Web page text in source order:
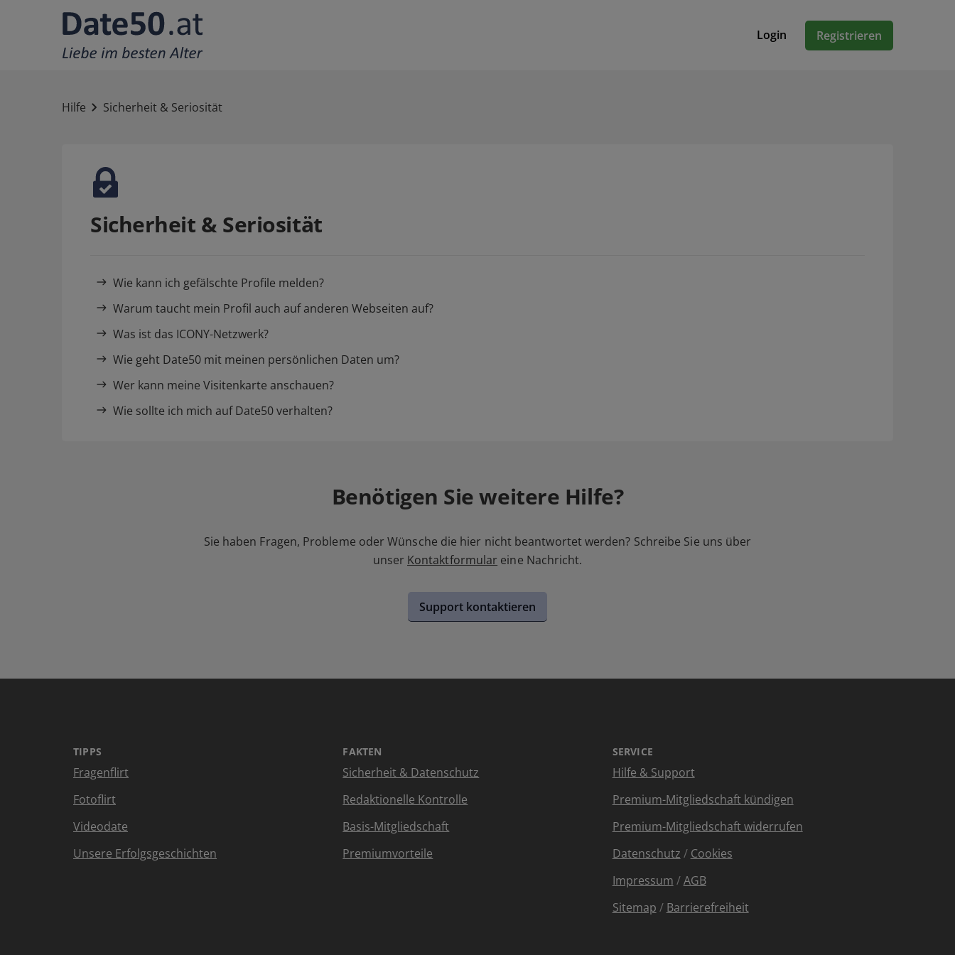
Login Registrieren
Hilfe Sicherheit & Seriosität
Sicherheit & Seriosität
Wie kann ich gefälschte Profile melden?
Warum taucht mein Profil auch auf anderen Webseiten auf?
Was ist das ICONY-Netzwerk?
Wie geht Date50 mit meinen persönlichen Daten um?
Wer kann meine Visitenkarte anschauen?
Wie sollte ich mich auf Date50 verhalten?
Benötigen Sie weitere Hilfe?
Sie haben Fragen, Probleme oder Wünsche die hier nicht beantwortet werden? Schreibe Sie uns über
unser Kontaktformular eine Nachricht.
Support kontaktieren
TIPPS
Fragenflirt
Fotoflirt
Videodate
Unsere Erfolgsgeschichten
FAKTEN
Sicherheit & Datenschutz
Redaktionelle Kontrolle
Basis-Mitgliedschaft
Premiumvorteile
SERVICE
Hilfe & Support
Premium-Mitgliedschaft kündigen
Premium-Mitgliedschaft widerrufen
Datenschutz / Cookies
Impressum /AGB
Sitemap / Barrierefreiheit